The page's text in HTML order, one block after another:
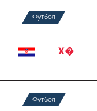
Футбол
Х�
Футбол